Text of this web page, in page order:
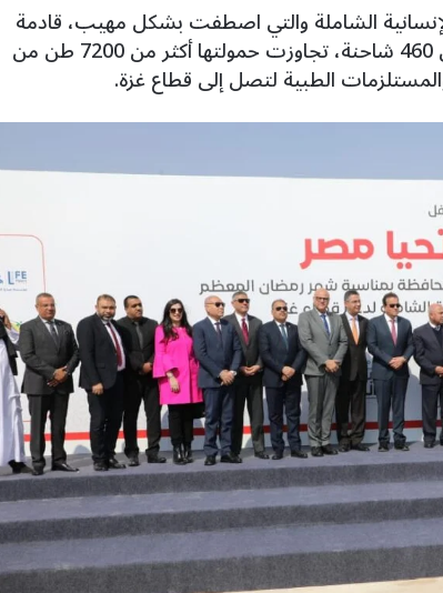
الشاملة والتي اصطفت بشكل مهيب، قادمة
من محافظات الجمهورية ، وضمت أكثر من 460 شاحنة، تجاوزت حمولتها أكثر من 7200 طن من
الطبية لتصل إلى قطاع غزة.